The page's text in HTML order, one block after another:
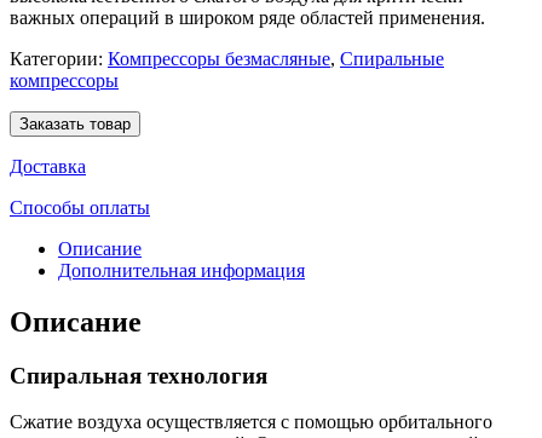
важных операций в широком ряде областей применения.
Категории: Компрессоры безмасляные, Спиральные
компрессоры
Заказать товар
Доставка
Способы оплаты
Описание
Дополнительная информация
Описание
Спиральная технология
Сжатие воздуха осуществляется с помощью орбитального